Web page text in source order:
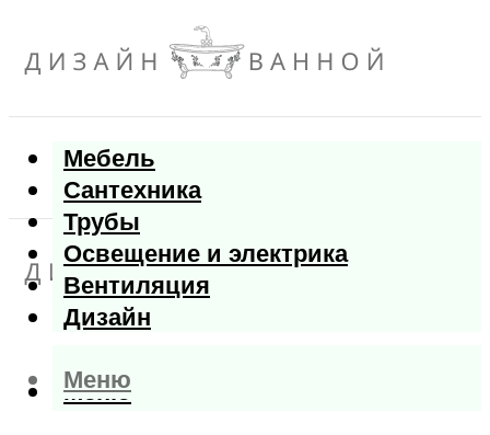
Мебель
Сантехника
Трубы
Освещение и электрика
Вентиляция
Дизайн
Меню
Меню